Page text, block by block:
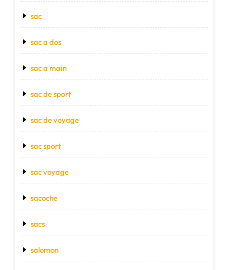
sac
sac a dos
sac a main
sac de sport
sac de voyage
sac sport
sac voyage
sacoche
sacs
salomon